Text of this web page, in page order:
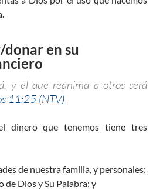
en su
y el que reanima a otros será
11:25 (NTV)
dinero que tenemos tiene tres
de nuestra familia, y personales;
de Dios y Su Palabra; y